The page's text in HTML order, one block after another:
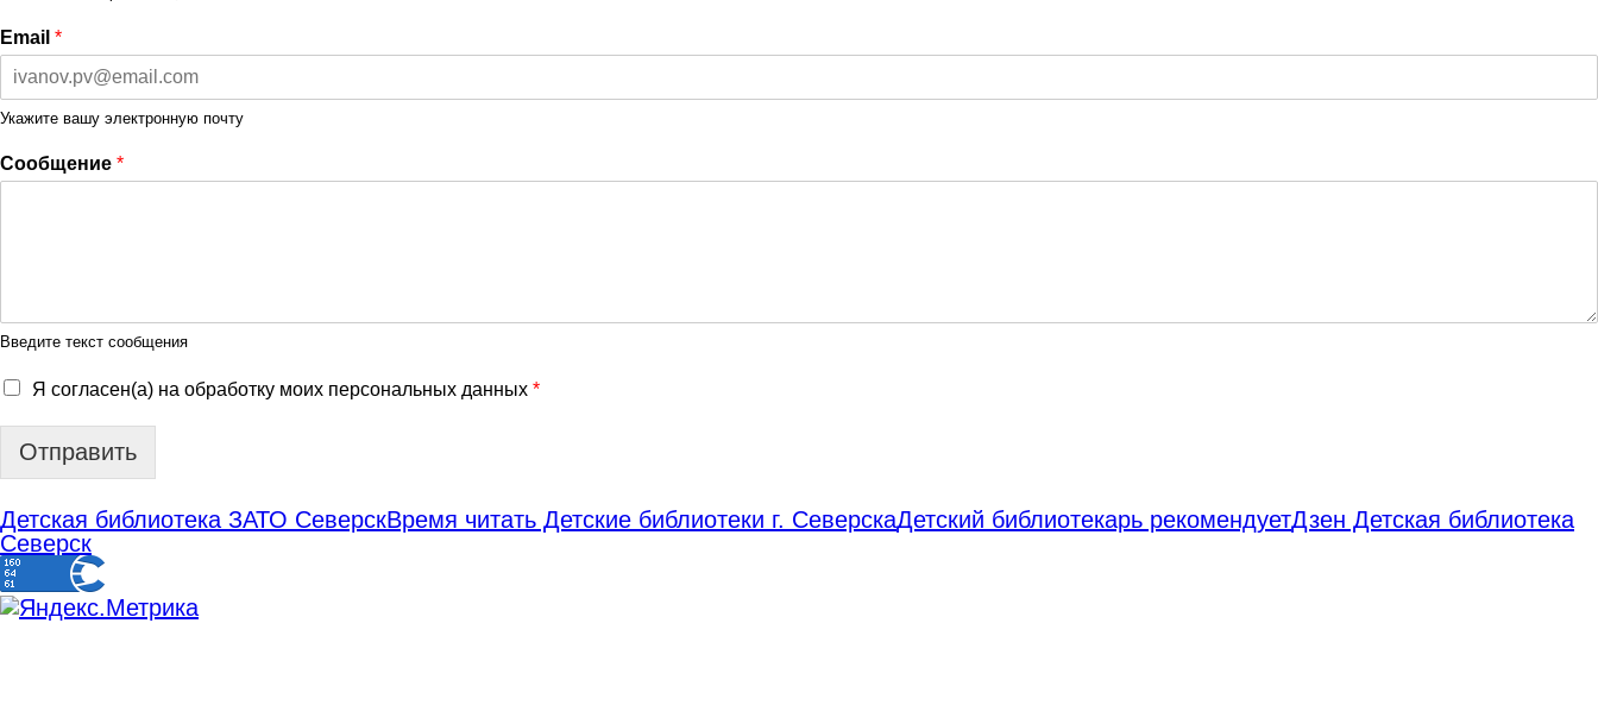
Email *
Укажите вашу электронную почту
Сообщение *
Введите текст сообщения
Я согласен(а) на обработку моих персональных данных *
Отправить
Детская библиотека ЗАТО СеверскВремя читать Детские библиотеки г. СеверскаДетский библиотекарь рекомендуетДзен Детская библиотека
Северск